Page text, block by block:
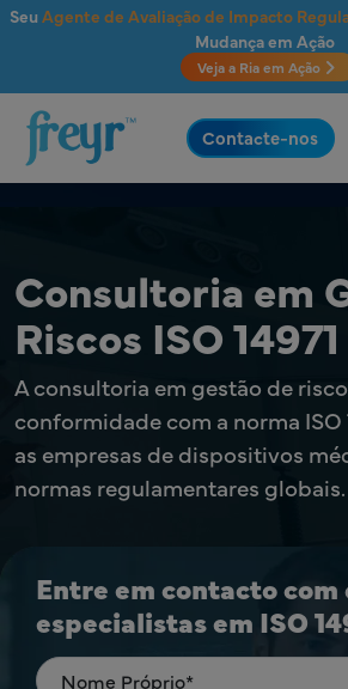
Saltar para o conteúdo principal
Seu Agente de Avaliação de Impacto
Mudança em Ação
Veja a Ria em Ação
.
Contacte-nos
Consultoria em
Riscos ISO 14971
A consultoria em gestão de
conformidade com a norma ISO
as empresas de dispositivos
normas regulamentares globais.
Entre em contacto com
especialistas em ISO